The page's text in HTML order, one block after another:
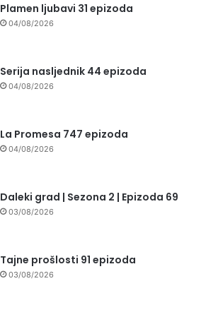
Plamen ljubavi 31 epizoda
04/08/2026
Serija nasljednik 44 epizoda
04/08/2026
La Promesa 747 epizoda
04/08/2026
Daleki grad | Sezona 2 | Epizoda 69
03/08/2026
Tajne prošlosti 91 epizoda
03/08/2026